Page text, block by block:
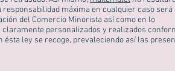
máxima en cualquier caso será
del Comercio Minorista así como en lo
personalizados y realizados
ley se recoge, prevaleciendo así las